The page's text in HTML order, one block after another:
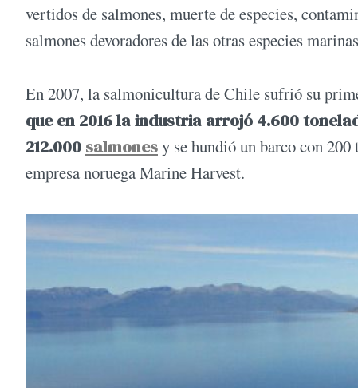
vertidos de salmones, muerte de especies,
salmones devoradores de las otras especies
En 2007, la salmonicultura de Chile sufrió su
que en 2016 la industria arrojó 4.600
212.000 salmonesy se hundió un barco con
empresa noruega Marine Harvest.